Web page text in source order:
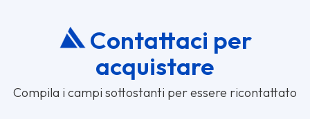
Contattaci per
acquistare
Compila i campi sottostanti per essere ricontattato